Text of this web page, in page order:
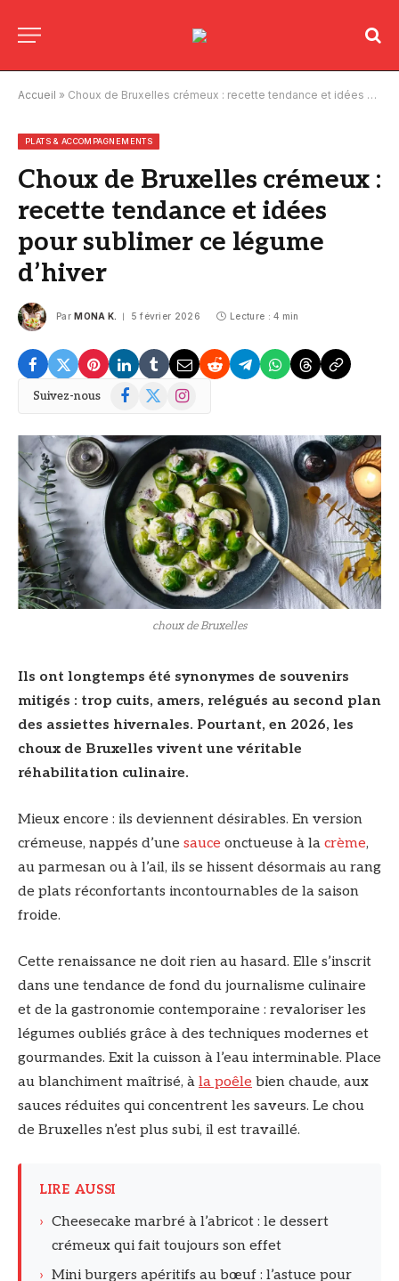
Accueil » Choux de Bruxelles crémeux : recette tendance et idées pour sublimer ce légume d’hiver
PLATS & ACCOMPAGNEMENTS
Choux de Bruxelles crémeux :
recette tendance et idées
pour sublimer ce légume
d’hiver
Par MONA K. 5 février 2026 Lecture : 4 min
Suivez-nous Facebook
X
Instagram
choux de Bruxelles
Ils ont longtemps été synonymes de souvenirs
mitigés : trop cuits, amers, relégués au second plan
des assiettes hivernales. Pourtant, en 2026, les
choux de Bruxelles vivent une véritable
réhabilitation culinaire.
Mieux encore : ils deviennent désirables. En version
crémeuse, nappés d’une sauce onctueuse à la crème,
au parmesan ou à l’ail, ils se hissent désormais au rang
de plats réconfortants incontournables de la saison
froide.
Cette renaissance ne doit rien au hasard. Elle s’inscrit
dans une tendance de fond du journalisme culinaire
et de la gastronomie contemporaine : revaloriser les
légumes oubliés grâce à des techniques modernes et
gourmandes. Exit la cuisson à l’eau interminable. Place
au blanchiment maîtrisé, à la poêle bien chaude, aux
sauces réduites qui concentrent les saveurs. Le chou
de Bruxelles n’est plus subi, il est travaillé.
LIRE AUSSI
› Cheesecake marbré à l’abricot : le dessert
crémeux qui fait toujours son effet
› Mini burgers apéritifs au bœuf : l’astuce pour